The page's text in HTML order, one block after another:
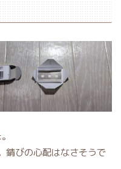
錆びの心配はなさそうで